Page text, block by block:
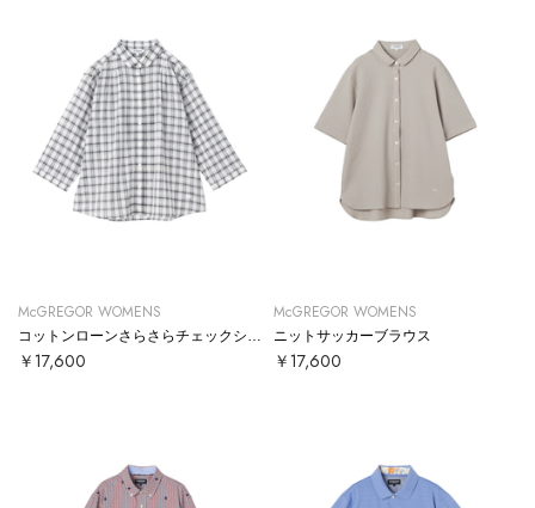
McGREGOR WOMENS
￥17,600
McGREGOR WOMENS
ニットサッカーブラウス
￥17,600